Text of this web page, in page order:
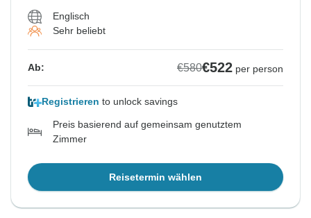
Englisch
Sehr beliebt
Ab: €580€522 per person
Registrieren to unlock savings
Preis basierend auf gemeinsam genutztem
Zimmer
Reisetermin wählen